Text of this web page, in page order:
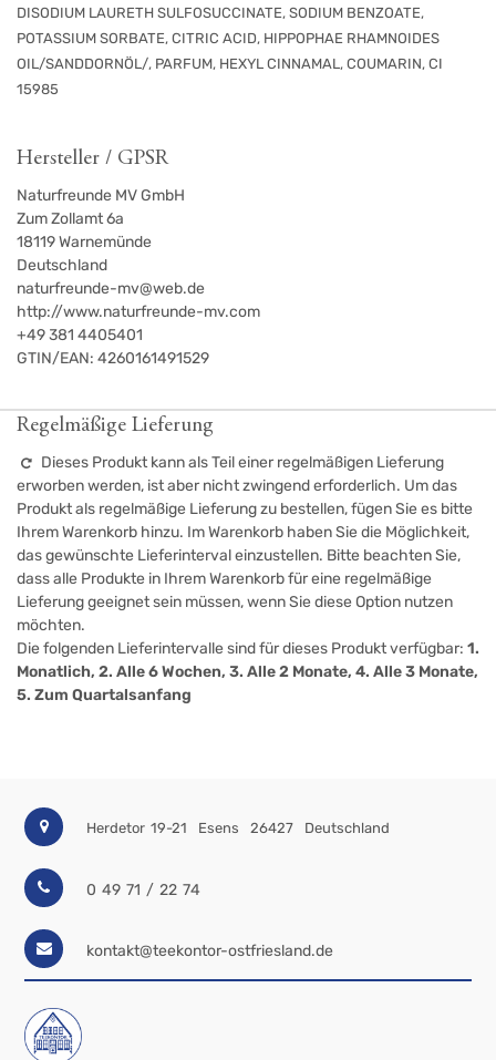
DISODIUM LAURETH SULFOSUCCINATE, SODIUM BENZOATE,
POTASSIUM SORBATE, CITRIC ACID, HIPPOPHAE RHAMNOIDES
OIL/SANDDORNÖL/, PARFUM, HEXYL CINNAMAL, COUMARIN, CI
15985
Hersteller / GPSR
Naturfreunde MV GmbH
Zum Zollamt 6a
18119Warnemünde
Deutschland
naturfreunde-mv@web.de
http://www.naturfreunde-mv.com
+49 381 4405401
GTIN/EAN: 4260161491529
Regelmäßige Lieferung
Dieses Produkt kann als Teil einer regelmäßigen Lieferung
erworben werden, ist aber nicht zwingend erforderlich. Um das
Produkt als regelmäßige Lieferung zu bestellen, fügen Sie es bitte
Ihrem Warenkorb hinzu. Im Warenkorb haben Sie die Möglichkeit,
das gewünschte Lieferinterval einzustellen. Bitte beachten Sie,
dass alle Produkte in Ihrem Warenkorb für eine regelmäßige
Lieferung geeignet sein müssen, wenn Sie diese Option nutzen
möchten.
Die folgenden Lieferintervalle sind für dieses Produkt verfügbar: 1.
Monatlich, 2. Alle 6 Wochen, 3. Alle 2 Monate, 4. Alle 3 Monate,
5. Zum Quartalsanfang
Herdetor 19-21 Esens 26427 Deutschland
0 49 71 / 22 74
kontakt@teekontor-ostfriesland.de